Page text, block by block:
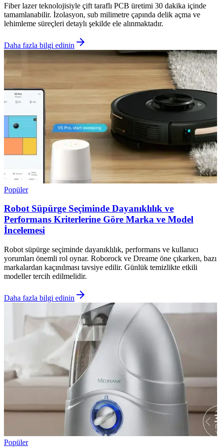
Fiber lazer teknolojisiyle çift taraflı PCB üretimi 30 dakika içinde
tamamlanabilir. İzolasyon, sub milimetre çapında delik açma ve
lehimleme süreçleri detaylı şekilde ele alınmaktadır.
Daha fazla bilgi edinin
Popüler
Robot Süpürge Seçiminde Dayanıklılık ve
Performans Kriterlerine Göre Marka ve Model
İncelemesi
Robot süpürge seçiminde dayanıklılık, performans ve kullanıcı
yorumları önemli rol oynar. Roborock ve Dreame öne çıkarken, bazı
markalardan kaçınılması tavsiye edilir. Günlük temizlikte etkili
modeller tercih edilmelidir.
Daha fazla bilgi edinin
Popüler